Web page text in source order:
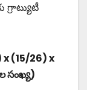
గ్రాట్యుటీ
(15/26) x
సంఖ్య)